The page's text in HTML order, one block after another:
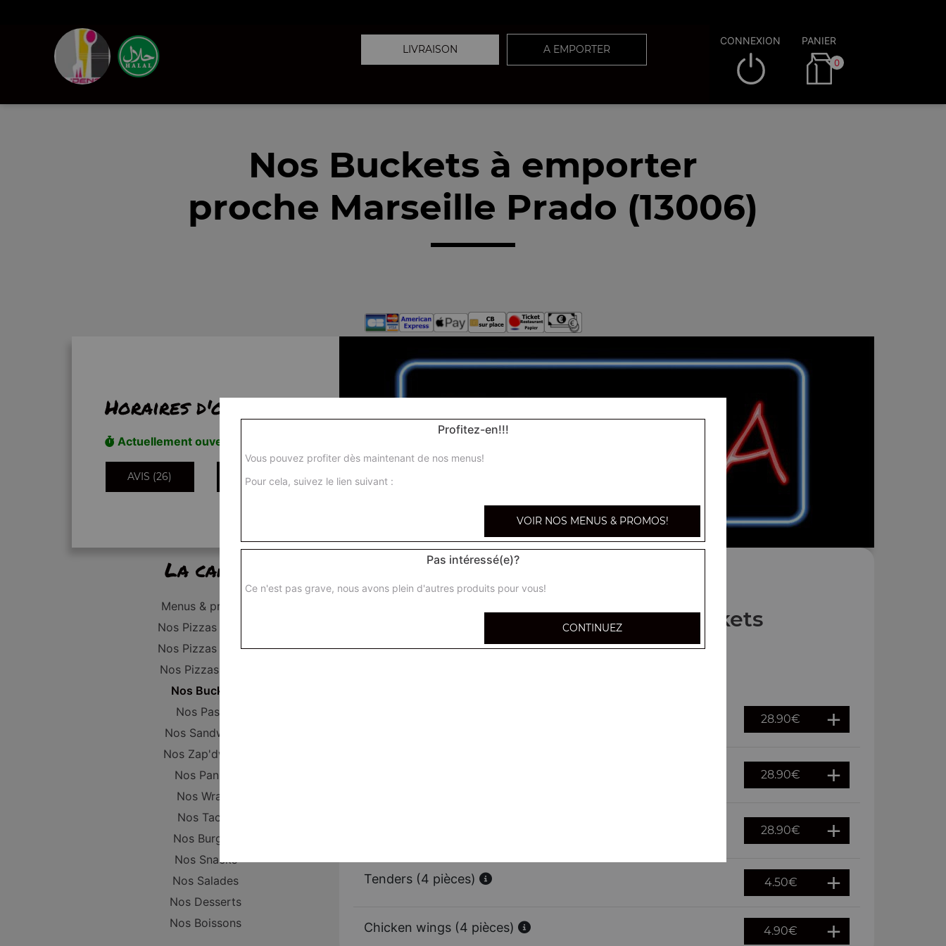
LIVRAISON A EMPORTER
CONNEXION PANIER
0
Nos Buckets à emporter
proche Marseille Prado (13006)
Horaires d'ouverture
Actuellement ouvert
AVIS (26) INFORMATIONS
La carte
Menus & promos
Nos Pizzas Junior
Nos Pizzas Senior
Nos Pizzas Méga
Nos Buckets
Nos Pastas
Nos Sandwichs
Nos Zap'dwichs
Nos Paninis
Nos Wraps
Nos Tacos
Nos Burgers
Nos Snacks
Nos Salades
Nos Desserts
Nos Boissons
Nos Buckets
28.90€
28.90€
28.90€
Tenders (4 pièces) 4.50€
Chicken wings (4 pièces) 4.90€
Profitez-en!!!
Vous pouvez profiter dès maintenant de nos menus!
Pour cela, suivez le lien suivant :
VOIR NOS MENUS & PROMOS!
Pas intéressé(e)?
Ce n'est pas grave, nous avons plein d'autres produits pour vous!
CONTINUEZ